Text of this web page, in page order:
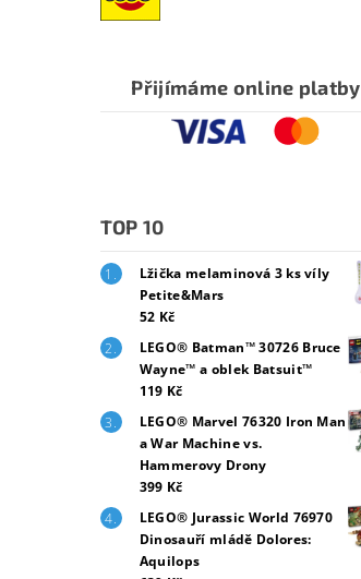
Přijímáme online platby
TOP 10
Lžička melaminová 3 ks víly
Petite&Mars
52 Kč
LEGO® Batman™ 30726 Bruce
Wayne™ a oblek Batsuit™
119 Kč
LEGO® Marvel 76320 Iron Man
a War Machine vs.
Hammerovy Drony
399 Kč
LEGO® Jurassic World 76970
Dinosauří mládě Dolores:
Aquilops